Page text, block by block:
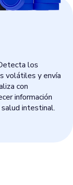
los
volátiles y envía
con
información
intestinal.